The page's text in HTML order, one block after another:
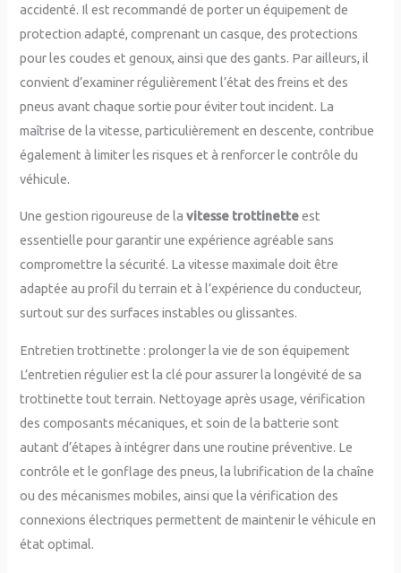
accidenté. Il est recommandé de porter un équipement de
protection adapté, comprenant un casque, des protections
pour les coudes et genoux, ainsi que des gants. Par ailleurs, il
convient d’examiner régulièrement l’état des freins et des
pneus avant chaque sortie pour éviter tout incident. La
maîtrise de la vitesse, particulièrement en descente, contribue
également à limiter les risques et à renforcer le contrôle du
véhicule.
Une gestion rigoureuse de lavitesse trottinetteest
essentielle pour garantir une expérience agréable sans
compromettre la sécurité. La vitesse maximale doit être
adaptée au profil du terrain et à l’expérience du conducteur,
surtout sur des surfaces instables ou glissantes.
Entretien trottinette : prolonger la vie de son équipement
L’entretien régulier est la clé pour assurer la longévité de sa
trottinette tout terrain. Nettoyage après usage, vérification
des composants mécaniques, et soin de la batterie sont
autant d’étapes à intégrer dans une routine préventive. Le
contrôle et le gonflage des pneus, la lubrification de la chaîne
ou des mécanismes mobiles, ainsi que la vérification des
connexions électriques permettent de maintenir le véhicule en
état optimal.